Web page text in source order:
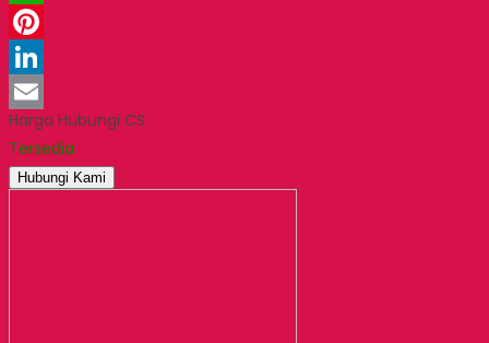
WhatsApp
Pinterest
LinkedIn
Email
Harga Hubungi CS
Tersedia
Hubungi Kami